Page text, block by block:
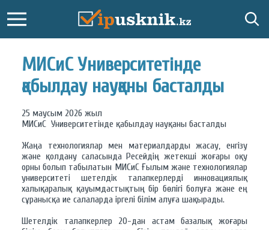
МИСиС Университетінде
қабылдау науқаны басталды
25 маусым 2026 жыл
МИСиС Университетінде қабылдау науқаны басталды
Жаңа технологиялар мен материалдарды жасау, енгізу
және қолдану саласында Ресейдің жетекші жоғары оқу
орны болып табылатын МИСиС Ғылым және технологиялар
университеті шетелдік талапкерлерді инновациялық
халықаралық қауымдастықтың бір бөлігі болуға және ең
сұранысқа ие салаларда іргелі білім алуға шақырады.
Шетелдік талапкерлер 20-дан астам базалық жоғары